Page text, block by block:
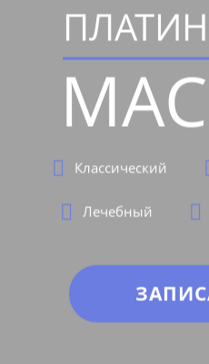
Классический
Лечебный